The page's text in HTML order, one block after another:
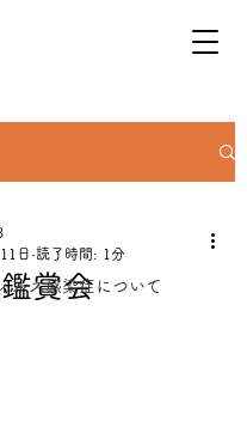
ルス感染症について
賞会
日 読了時間: 1分